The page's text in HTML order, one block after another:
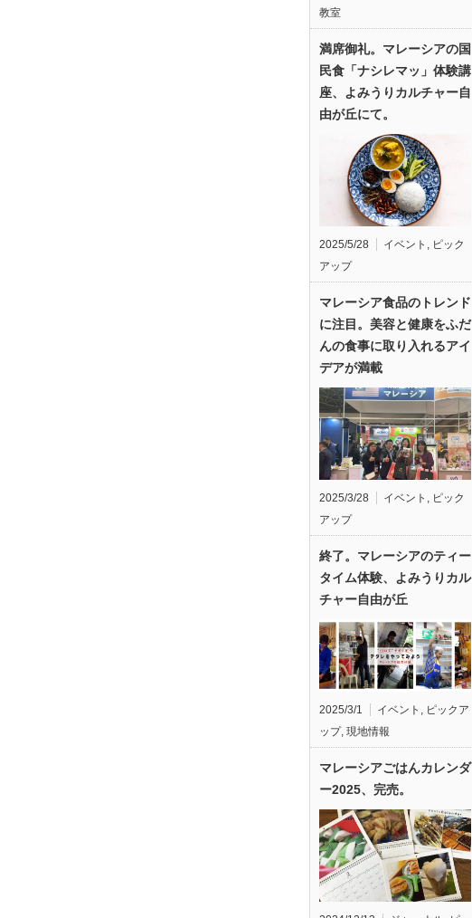
教室
満席御礼。マレーシアの国
民食「ナシレマッ」体験講
座、よみうりカルチャー自
由が丘にて。
2025/5/28 イベント , ピック
アップ
マレーシア食品のトレンド
に注目。美容と健康をふだ
んの食事に取り入れるアイ
デアが満載
2025/3/28 イベント
ピック
アップ
終了。マレーシアのティー
タイム体験、よみうりカル
チャー自由が丘
2025/3/1 イベント , ピックア
ップ, 現地情報
マレーシアごはんカレンダ
ー2025、完売。